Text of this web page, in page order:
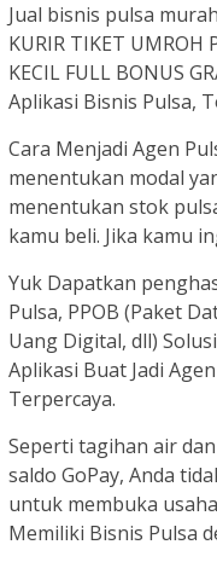
Jual bisnis pulsa
KURIR TIKET UMROH
KECIL FULL BONUS
Aplikasi Bisnis Pulsa,
Cara Menjadi Agen
menentukan modal
menentukan stok
kamu beli. Jika kamu
Yuk Dapatkan
Pulsa, PPOB (Paket
Uang Digital, dll)
Aplikasi Buat Jadi
Terpercaya.
Seperti tagihan air
saldo GoPay, Anda
untuk membuka
Memiliki Bisnis Pulsa